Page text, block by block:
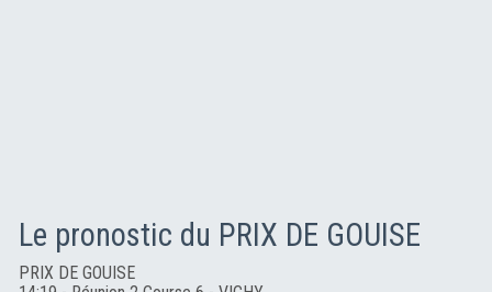
Le pronostic du PRIX DE GOUISE
PRIX DE GOUISE